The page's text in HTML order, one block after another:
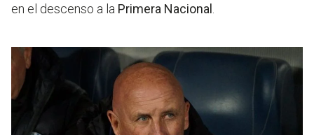
en el descenso a la Primera Nacional